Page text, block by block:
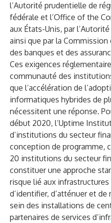
l’Autorité prudentielle de
fédérale et l’Office of the
aux États-Unis, par
ainsi que par la
des banques et des
Ces exigences
communauté des
que l’accélération de
informatiques hybrides de
nécessitent une réponse.
début 2020, l’Uptime
d’institutions du secteur
conception de programme,
20 institutions du secteur
constituer une approche
risque lié aux
d’identifier, d’atténuer et
sein des installations de
partenaires de services